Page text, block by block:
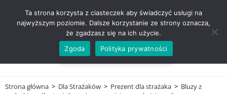
ZADZWOŃ TEL. 600 352 938
Strona główna > Dla Strażaków > Prezent dla strażaka > Bluzy z
Ta strona korzysta z ciasteczek aby świadczyć usługi na
najwyższym poziomie. Dalsze korzystanie ze strony oznacza,
że zgadzasz się na ich użycie.
Zgoda
Polityka prywatności